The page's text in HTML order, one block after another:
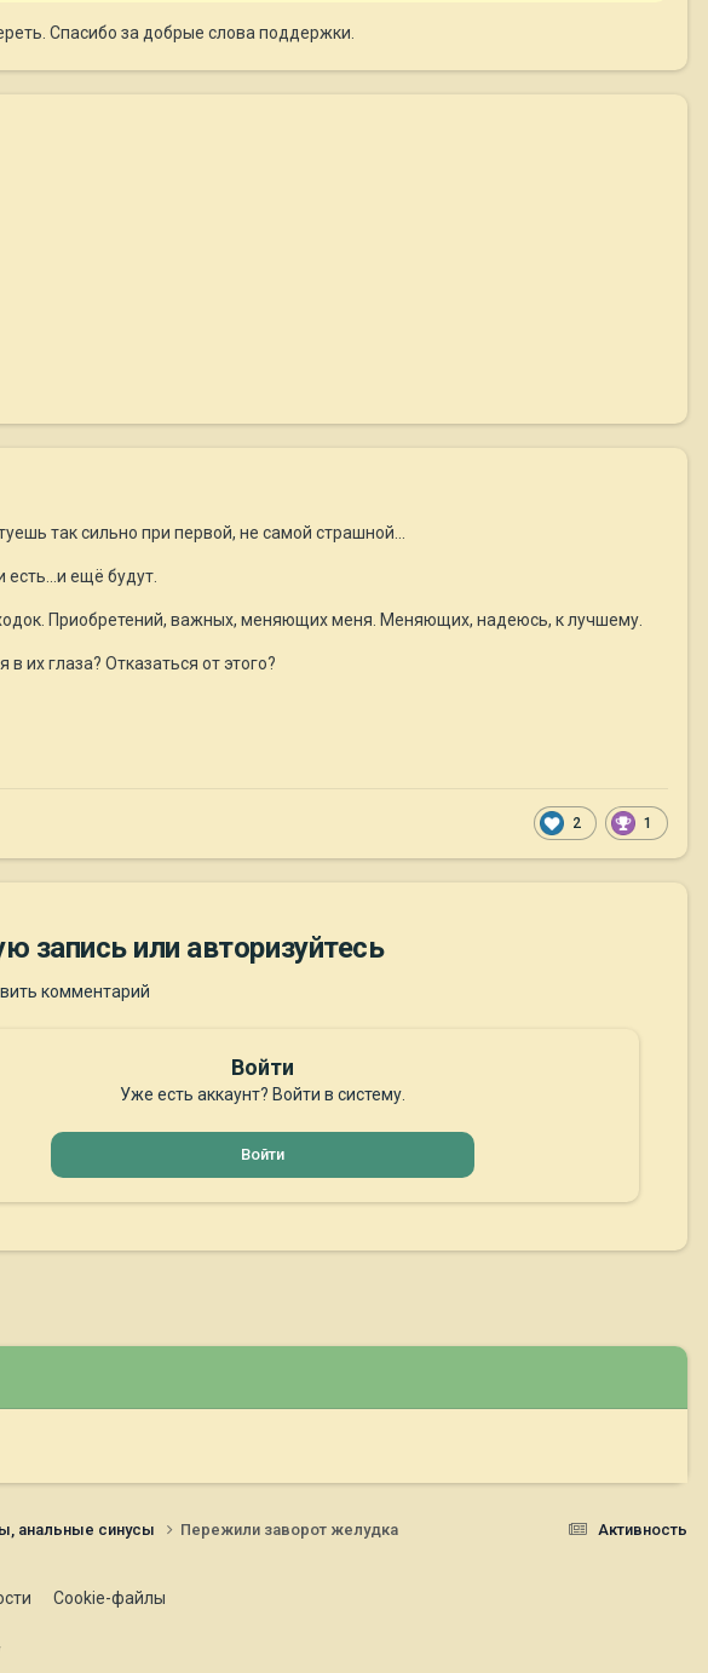
Спасибо за добрые слова поддержки.
так сильно при первой, не самой страшной...
ещё будут.
Приобретений, важных, меняющих меня. Меняющих, надеюсь, к лучшему.
их глаза? Отказаться от этого?
2 1
запись или авторизуйтесь
комментарий
Войти
Уже есть аккаунт? Войти в систему.
Войти
Активность
анальные синусы Пережили заворот желудка
Cookie-файлы